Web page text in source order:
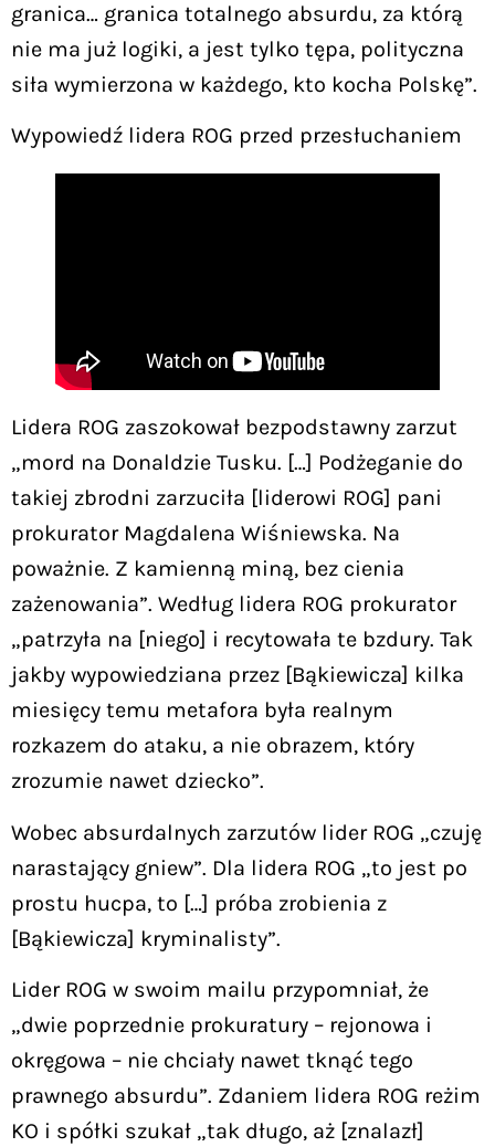
granica… granica totalnego absurdu, za którą
nie ma już logiki, a jest tylko tępa, polityczna
siła wymierzona w każdego, kto kocha Polskę”.
Wypowiedź lidera ROG przed przesłuchaniem
Lidera ROG zaszokował bezpodstawny zarzut
„mord na Donaldzie Tusku. […] Podżeganie do
takiej zbrodni zarzuciła [liderowi ROG] pani
prokurator Magdalena Wiśniewska. Na
poważnie. Z kamienną miną, bez cienia
zażenowania”. Według lidera ROG prokurator
„patrzyła na [niego] i recytowała te bzdury. Tak
jakby wypowiedziana przez [Bąkiewicza] kilka
miesięcy temu metafora była realnym
rozkazem do ataku, a nie obrazem, który
zrozumie nawet dziecko”.
Wobec absurdalnych zarzutów lider ROG „czuję
narastający gniew”. Dla lidera ROG „to jest po
prostu hucpa, to […] próba zrobienia z
[Bąkiewicza] kryminalisty”.
Lider ROG w swoim mailu przypomniał, że
„dwie poprzednie prokuratury – rejonowa i
okręgowa – nie chciały nawet tknąć tego
prawnego absurdu”. Zdaniem lidera ROG reżim
KO i spółki szukał „tak długo, aż [znalazł]